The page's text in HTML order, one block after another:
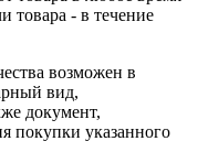
товара - в течение
возможен в
вид,
документ,
покупки указанного